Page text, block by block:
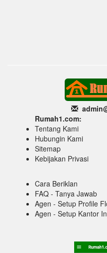
Rumah1.com:
Tentang Kami
Hubungin Kami
Sitemap
Kebijakan Privasi
Cara Beriklan
FAQ - Tanya Jawab
Agen - Setup Profile
Agen - Setup Kantor